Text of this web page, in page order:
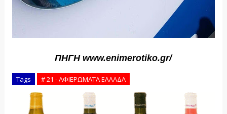
ΠΗΓΗ www.enimerotiko.gr/
Tags # 21 - ΑΦΙΕΡΩΜΑΤΑ ΕΛΛΑΔΑ